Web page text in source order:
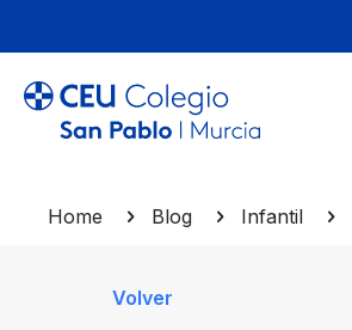
Home Blog Infantil
Volver